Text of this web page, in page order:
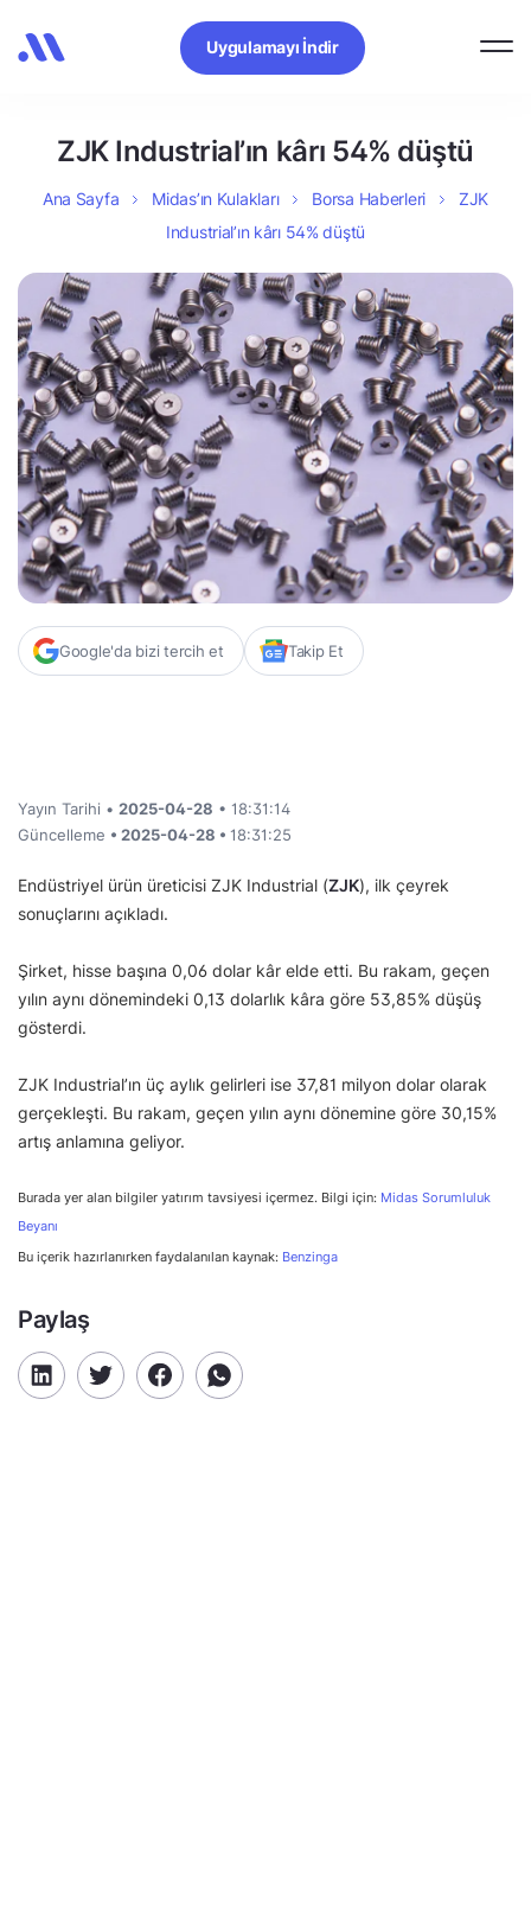
Uygulamayı İndir
ZJK Industrial’ın kârı 54% düştü
Ana Sayfa Midas’ın Kulakları Borsa Haberleri
ZJK
Industrial’ın kârı 54% düştü
Google'da bizi tercih et Takip Et
Yayın Tarihi • 2025-04-28 • 18:31:14
Güncelleme • 2025-04-28 • 18:31:25
Endüstriyel ürün üreticisi ZJK Industrial (ZJK), ilk çeyrek
sonuçlarını açıkladı.
Şirket, hisse başına 0,06 dolar kâr elde etti. Bu rakam, geçen
yılın aynı dönemindeki 0,13 dolarlık kâra göre 53,85% düşüş
gösterdi.
ZJK Industrial’ın üç aylık gelirleri ise 37,81 milyon dolar olarak
gerçekleşti. Bu rakam, geçen yılın aynı dönemine göre 30,15%
artış anlamına geliyor.
Burada yer alan bilgiler yatırım tavsiyesi içermez. Bilgi için: Midas Sorumluluk
Beyanı
Bu içerik hazırlanırken faydalanılan kaynak: Benzinga
Paylaş